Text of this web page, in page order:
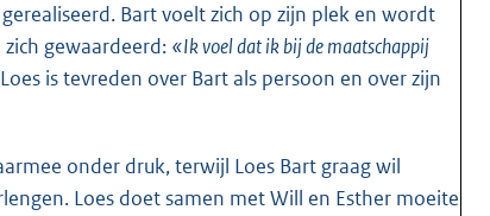
Bart voelt zich op zijn plek en wordt
gewaardeerd: «Ik voel dat ik bij de maatschappij
is tevreden over Bart als persoon en over zijn
onder druk, terwijl Loes Bart graag wil
Loes doet samen met Will en Esther moeite